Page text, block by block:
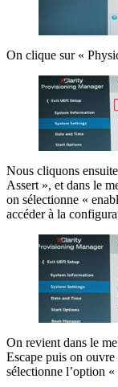
On clique sur «
Nous cliquons
Assert », et dans le
on sélectionne «
accéder à la
On revient dans le
Escape puis on
sélectionne l’option